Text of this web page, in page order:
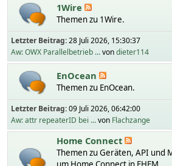
1Wire
Themen zu 1Wire.
Letzter Beitrag:28 Juli 2026, 15:30:37
Aw: OWX Parallelbetrieb ...vondieter114
EnOcean
Themen zu EnOcean.
Letzter Beitrag:09 Juli 2026, 06:42:00
Aw: attr repeaterID bei ...von Flachzange
Home Connect
Themen zu Geräten, API und